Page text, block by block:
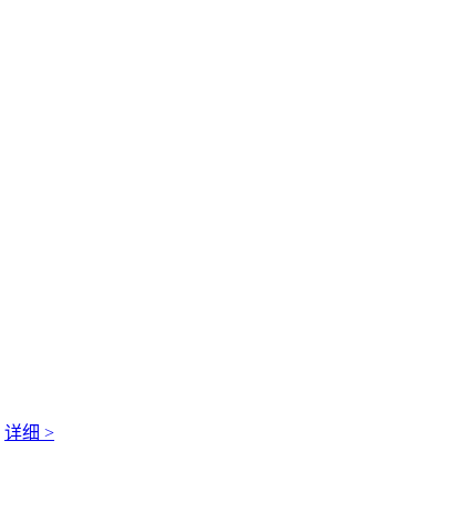
详细 >